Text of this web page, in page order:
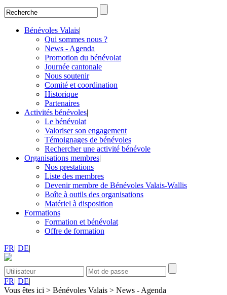
Bénévoles Valais|
Qui sommes nous ?
News - Agenda
Promotion du bénévolat
Journée cantonale
Nous soutenir
Comité et coordination
Historique
Partenaires
Activités bénévoles|
Le bénévolat
Valoriser son engagement
Témoignages de bénévoles
Rechercher une activité bénévole
Organisations membres|
Nos prestations
Liste des membres
Devenir membre de Bénévoles Valais-Wallis
Boîte à outils des organisations
Matériel à disposition
Formations
Formation et bénévolat
Offre de formation
FR| DE|
FR| DE|
Vous êtes ici > Bénévoles Valais > News - Agenda